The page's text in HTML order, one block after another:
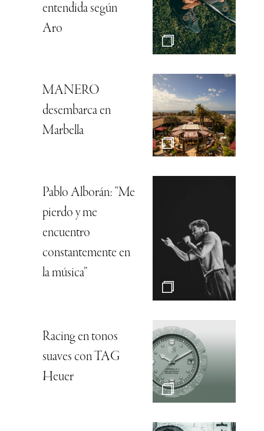
entendida según
Aro
MANERO
desembarca en
Marbella
Pablo Alborán: “Me
pierdo y me
encuentro
constantemente en
la música”
Racing en tonos
suaves con TAG
Heuer